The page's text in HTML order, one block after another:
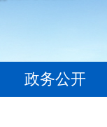
政务公开